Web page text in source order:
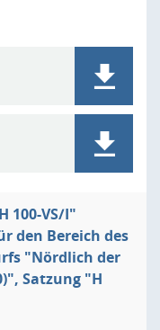
100-VS/I"
den Bereich des
"Nördlich der
Satzung "H